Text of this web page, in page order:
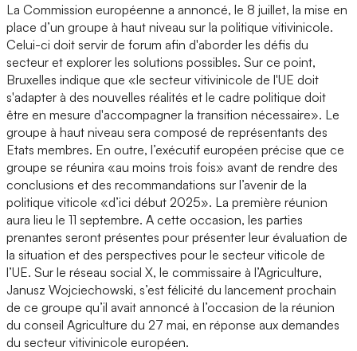
La Commission européenne a annoncé, le 8 juillet, la mise en
place d’un groupe à haut niveau sur la politique vitivinicole.
Celui-ci doit servir de forum afin d'aborder les défis du
secteur et explorer les solutions possibles. Sur ce point,
Bruxelles indique que «le secteur vitivinicole de l'UE doit
s'adapter à des nouvelles réalités et le cadre politique doit
être en mesure d'accompagner la transition nécessaire». Le
groupe à haut niveau sera composé de représentants des
Etats membres. En outre, l’exécutif européen précise que ce
groupe se réunira «au moins trois fois» avant de rendre des
conclusions et des recommandations sur l’avenir de la
politique viticole «d’ici début 2025». La première réunion
aura lieu le 11 septembre. A cette occasion, les parties
prenantes seront présentes pour présenter leur évaluation de
la situation et des perspectives pour le secteur viticole de
l’UE. Sur le réseau social X, le commissaire à l’Agriculture,
Janusz Wojciechowski, s’est félicité du lancement prochain
de ce groupe qu’il avait annoncé à l’occasion de la réunion
du conseil Agriculture du 27 mai, en réponse aux demandes
du secteur vitivinicole européen.